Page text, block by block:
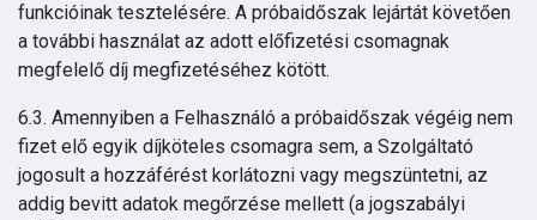
funkcióinak tesztelésére. A próbaidőszak lejártát követően
a további használat az adott előfizetési csomagnak
megfelelő díj megfizetéséhez kötött.
6.3. Amennyiben a Felhasználó a próbaidőszak végéig nem
fizet elő egyik díjköteles csomagra sem, a Szolgáltató
jogosult a hozzáférést korlátozni vagy megszüntetni, az
addig bevitt adatok megőrzése mellett (a jogszabályi